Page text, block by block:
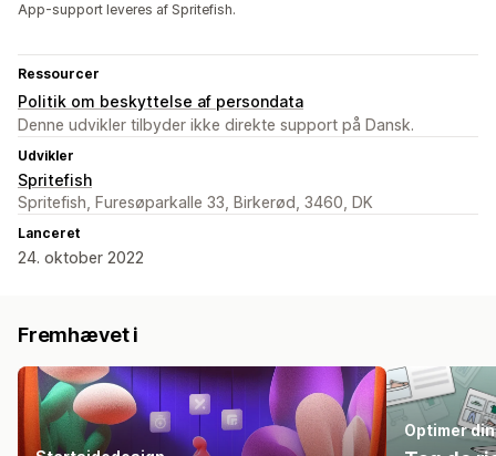
App-support leveres af Spritefish.
Ressourcer
Politik om beskyttelse af persondata
Denne udvikler tilbyder ikke direkte support på Dansk.
Udvikler
Spritefish
Spritefish, Furesøparkalle 33, Birkerød, 3460, DK
Lanceret
24. oktober 2022
Fremhævet i
Optimer